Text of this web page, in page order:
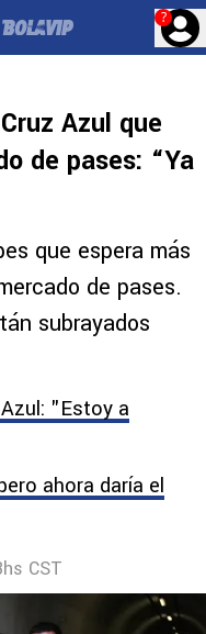
?
Azul que
de pases: “Ya
que espera más
de pases.
subrayados
"Estoy a
ahora daría el
CST